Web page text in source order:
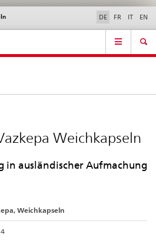
Kontakt | Support & Hilfe
DE FR IT EN
Weichkapseln
in ausländischer Aufmachung
Weichkapseln